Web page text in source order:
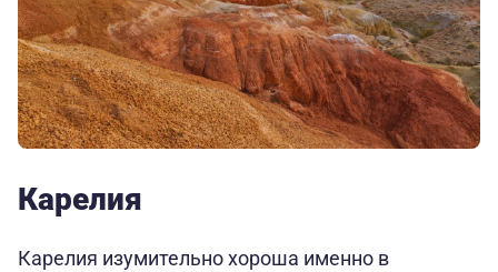
Карелия
Карелия изумительно хороша именно в